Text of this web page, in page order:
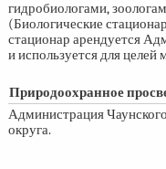
гидробиологами,
(Биологические
стационар арендуется
и используется для целей
Природоохранное
Администрация
округа.